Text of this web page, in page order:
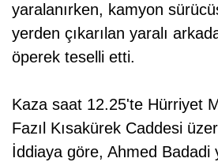
yaralanırken, kamyon
yerden çıkarılan yaralı
öperek teselli etti.
Kaza saat 12.25'te Hürriyet
Fazıl Kısakürek Caddesi
İddiaya göre, Ahmed Badadi